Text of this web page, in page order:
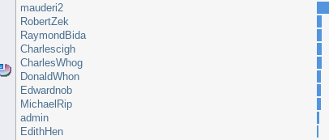
mauderi2
RobertZek
RaymondBida
Charlescigh
CharlesWhog
DonaldWhon
Edwardnob
MichaelRip
admin
EdithHen